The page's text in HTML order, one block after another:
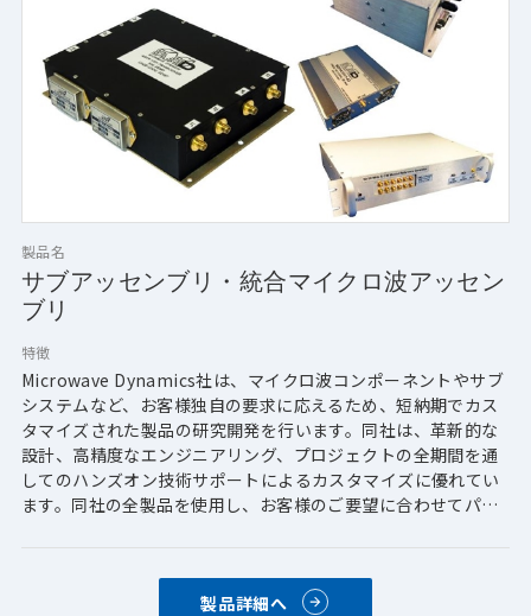
製品名
サブアッセンブリ・統合マイクロ波アッセン
ブリ
特徴
Microwave Dynamics社は、マイクロ波コンポーネントやサブ
システムなど、お客様独自の要求に応えるため、短納期でカス
タマイズされた製品の研究開発を行います。同社は、革新的な
設計、高精度なエンジニアリング、プロジェクトの全期間を通
してのハンズオン技術サポートによるカスタマイズに優れてい
ます。同社の全製品を使用し、お客様のご要望に合わせてパッ
製品詳細へ